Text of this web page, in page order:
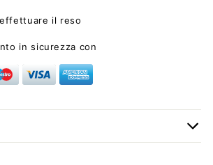
il reso
in sicurezza con